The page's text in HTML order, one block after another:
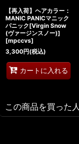
【再入荷】ヘアカラー：
MANIC PANICマニック
パニック[Virgin Snow
(ヴァージンスノー)]
[mpccvs]
3,300円(税込)
カートに入れる
この商品を買った